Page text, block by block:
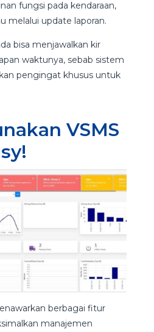
fungsi pada kendaraan,
melalui update laporan.
bisa menjawalkan kir
waktunya, sebab sistem
pengingat khusus untuk
VSMS
berbagai fitur
manajemen